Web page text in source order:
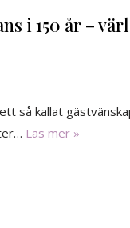
i 150 år –
så kallat
Läs mer »